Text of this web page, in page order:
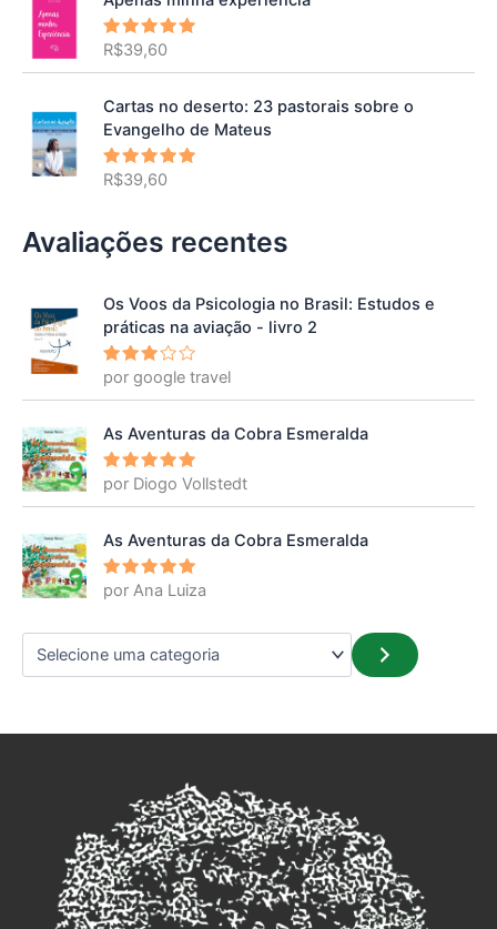
Avaliação
R$39,60
Cartas no deserto: 23 pastorais sobre o
Evangelho de Mateus
Avaliação
R$39,60
Avaliações recentes
Os Voos da Psicologia no Brasil: Estudos e
práticas na aviação - livro 2
Avalia
ção3
por google travel
As Aventuras da Cobra Esmeralda
Avaliação
5
por Diogo Vollstedt
As Aventuras da Cobra Esmeralda
Avaliação
5
por Ana Luiza